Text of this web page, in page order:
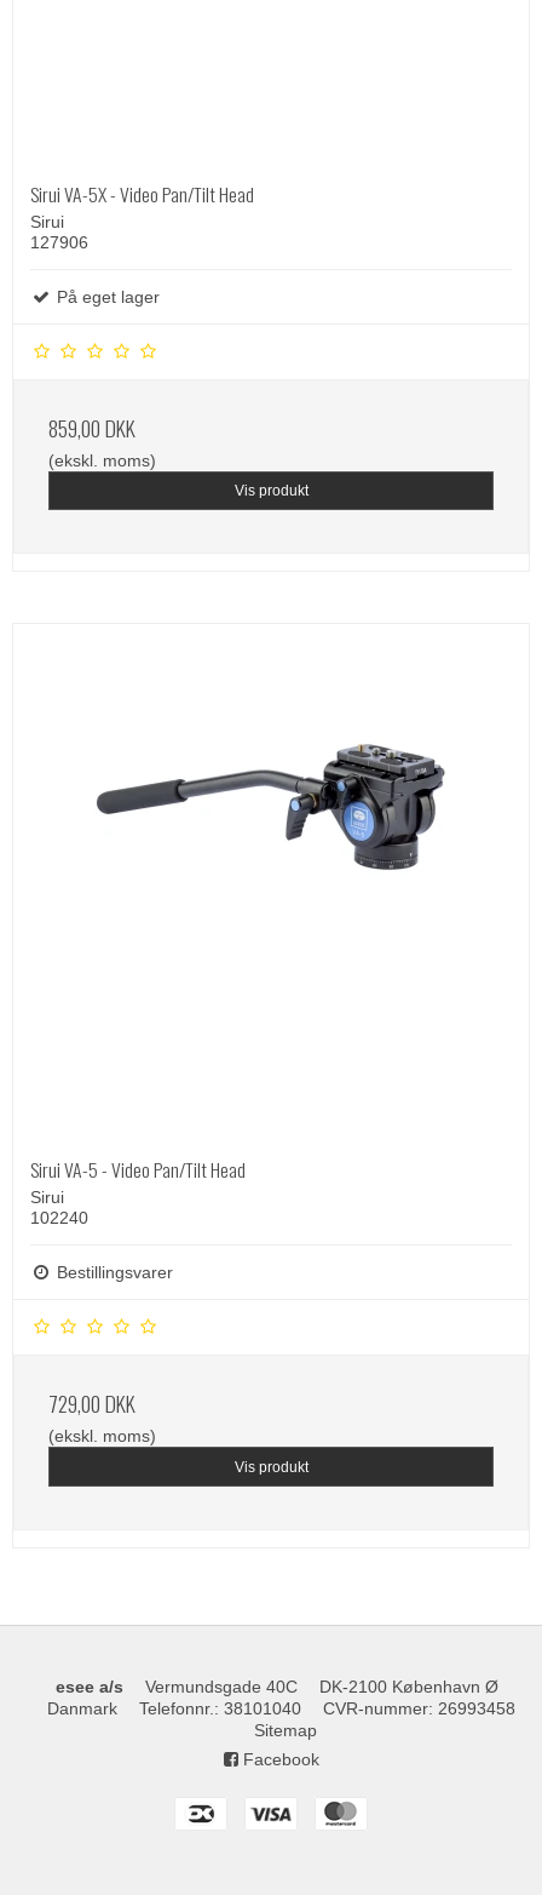
Sirui VA-5X - Video Pan/Tilt Head
Sirui
127906
På eget lager
859,00 DKK
(ekskl. moms)
Vis produkt
Sirui VA-5 - Video Pan/Tilt Head
Sirui
102240
Bestillingsvarer
729,00 DKK
(ekskl. moms)
Vis produkt
esee a/s Vermundsgade 40C
DK-2100 København Ø
Danmark
Telefonnr.: 38101040 CVR-nummer: 26993458
Sitemap
Facebook